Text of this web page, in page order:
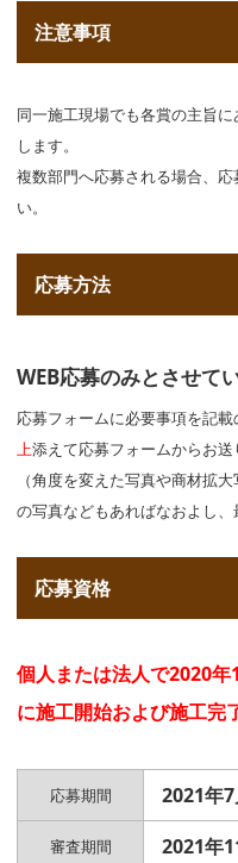
注意事項
同一施工現場でも各賞の主旨
します。
複数部門へ応募される場合、
い。
応募方法
WEB応募のみとさせて
応募フォームに必要事項を記
上添えて応募フォームからお送
（角度を変えた写真や商材拡
の写真などもあればなおよし、
応募資格
個人または法人で2020
に施工開始および施工完
応募期間 2021年7
審査期間 2021年